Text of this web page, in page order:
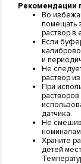
Рекомендации
Во
помещать
раствор в
Если
и
Не
раствор
При
датчика.
Не
Храните
детей